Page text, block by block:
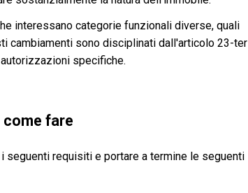
interessano categorie funzionali diverse, quali
cambiamenti sono disciplinati dall'articolo 23-ter
specifiche.
come fare
seguenti requisiti e portare a termine le seguenti